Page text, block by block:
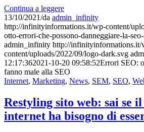
Continua a leggere
13/10/2021/da admin_infinity
http://infinityinformations.it/wp-content/
otto-errori-che-possono-danneggiare-la-
admin_infinity http://infinityinformations.it/
content/uploads/2022/09/logo-dark.svg
12:17:362021-10-20 09:58:52Errori SEO:
fanno male alla SEO
Internet, Marketing, News, SEM, SEO,
Restyling sito web: sai se
internet ha bisogno di